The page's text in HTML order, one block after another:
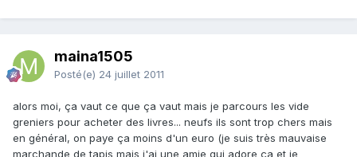
maina1505
Posté(e) 24 juillet 2011
alors moi, ça vaut ce que ça vaut mais je parcours les vide
greniers pour acheter des livres... neufs ils sont trop chers mais
en général, on paye ça moins d'un euro (je suis très mauvaise
marchande de tapis mais j'ai une amie qui adore ça et je